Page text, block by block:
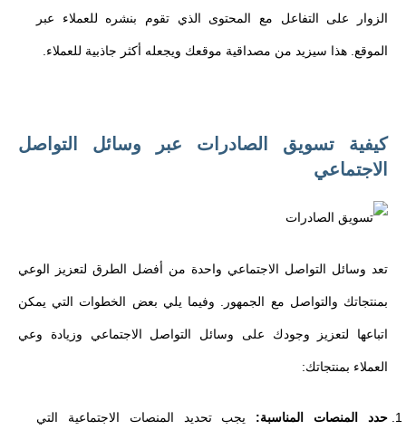
الزوار على التفاعل مع المحتوى الذي تقوم بنشره للعملاء عبر
الموقع. هذا سيزيد من مصداقية موقعك ويجعله أكثر جاذبية للعملاء.
كيفية تسويق الصادرات عبر وسائل التواصل
الاجتماعي
تعد وسائل التواصل الاجتماعي واحدة من أفضل الطرق لتعزيز الوعي
بمنتجاتك والتواصل مع الجمهور. وفيما يلي بعض الخطوات التي يمكن
اتباعها لتعزيز وجودك على وسائل التواصل الاجتماعي وزيادة وعي
العملاء بمنتجاتك:
حدد المنصات المناسبة: يجب تحديد المنصات الاجتماعية التي